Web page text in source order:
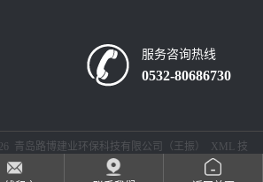
服务咨询热线
0532-80686730
青岛路博建业环保科技有限公司（王振） XML 技
商务网